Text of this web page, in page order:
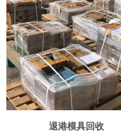
退港模具回收